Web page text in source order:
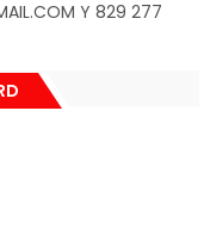
Y 829 277